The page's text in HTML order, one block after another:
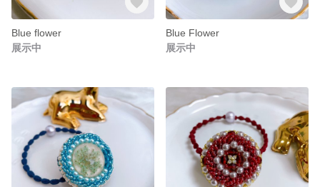
Blue flower
展示中
Blue Flower
展示中